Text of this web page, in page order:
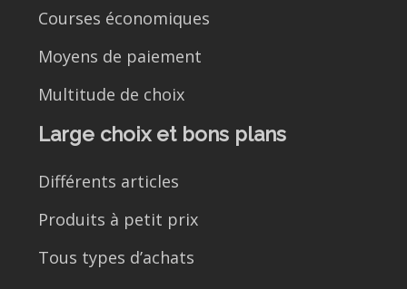
Courses économiques
Moyens de paiement
Multitude de choix
Large choix et bons plans
Différents articles
Produits à petit prix
Tous types d’achats